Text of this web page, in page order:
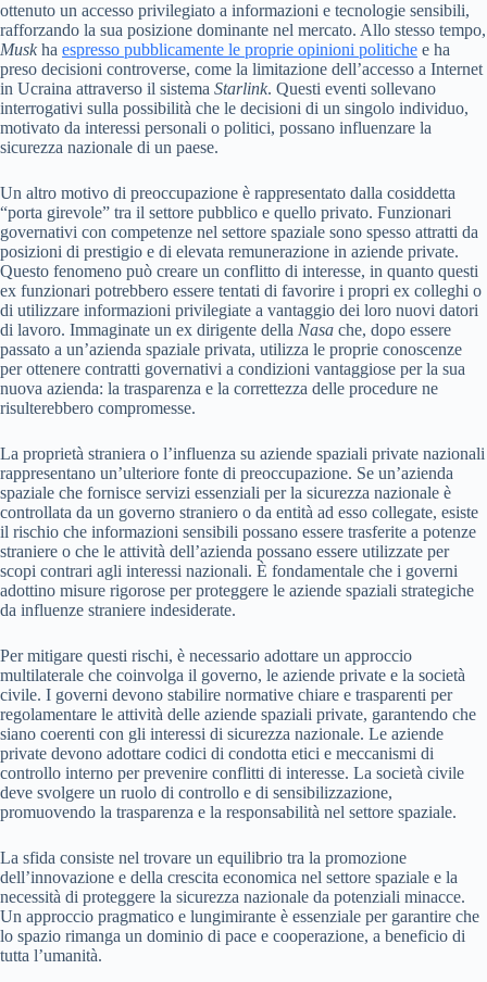
ottenuto un accesso privilegiato a informazioni e tecnologie sensibili,
rafforzando la sua posizione dominante nel mercato. Allo stesso tempo,
Musk ha espresso pubblicamente le proprie opinioni politiche e ha
preso decisioni controverse, come la limitazione dell’accesso a Internet
in Ucraina attraverso il sistema Starlink. Questi eventi sollevano
interrogativi sulla possibilità che le decisioni di un singolo individuo,
motivato da interessi personali o politici, possano influenzare la
sicurezza nazionale di un paese.
Un altro motivo di preoccupazione è rappresentato dalla cosiddetta
“porta girevole” tra il settore pubblico e quello privato. Funzionari
governativi con competenze nel settore spaziale sono spesso attratti da
posizioni di prestigio e di elevata remunerazione in aziende private.
Questo fenomeno può creare un conflitto di interesse, in quanto questi
ex funzionari potrebbero essere tentati di favorire i propri ex colleghi o
di utilizzare informazioni privilegiate a vantaggio dei loro nuovi datori
di lavoro. Immaginate un ex dirigente della Nasa che, dopo essere
passato a un’azienda spaziale privata, utilizza le proprie conoscenze
per ottenere contratti governativi a condizioni vantaggiose per la sua
nuova azienda: la trasparenza e la correttezza delle procedure ne
risulterebbero compromesse.
La proprietà straniera o l’influenza su aziende spaziali private nazionali
rappresentano un’ulteriore fonte di preoccupazione. Se un’azienda
spaziale che fornisce servizi essenziali per la sicurezza nazionale è
controllata da un governo straniero o da entità ad esso collegate, esiste
il rischio che informazioni sensibili possano essere trasferite a potenze
straniere o che le attività dell’azienda possano essere utilizzate per
scopi contrari agli interessi nazionali. È fondamentale che i governi
adottino misure rigorose per proteggere le aziende spaziali strategiche
da influenze straniere indesiderate.
Per mitigare questi rischi, è necessario adottare un approccio
multilaterale che coinvolga il governo, le aziende private e la società
civile. I governi devono stabilire normative chiare e trasparenti per
regolamentare le attività delle aziende spaziali private, garantendo che
siano coerenti con gli interessi di sicurezza nazionale. Le aziende
private devono adottare codici di condotta etici e meccanismi di
controllo interno per prevenire conflitti di interesse. La società civile
deve svolgere un ruolo di controllo e di sensibilizzazione,
promuovendo la trasparenza e la responsabilità nel settore spaziale.
La sfida consiste nel trovare un equilibrio tra la promozione
dell’innovazione e della crescita economica nel settore spaziale e la
necessità di proteggere la sicurezza nazionale da potenziali minacce.
Un approccio pragmatico e lungimirante è essenziale per garantire che
lo spazio rimanga un dominio di pace e cooperazione, a beneficio di
tutta l’umanità.